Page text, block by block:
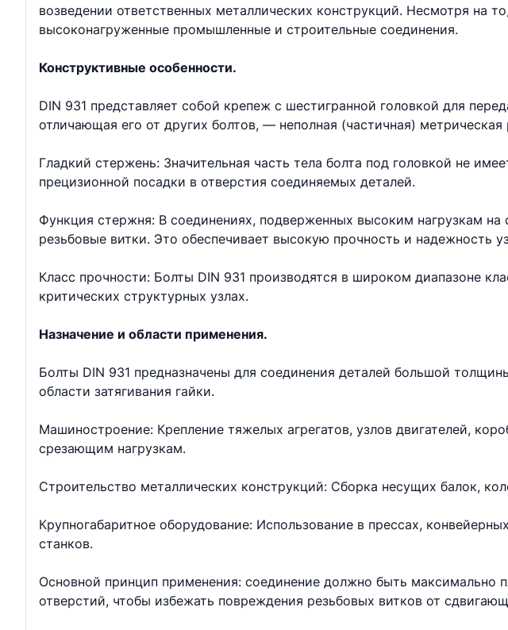
возведении ответственных металлических конструкций. Несмотря на
высоконагруженные промышленные и строительные соединения.
Конструктивные особенности.
DIN 931 представляет собой крепеж с шестигранной головкой для
отличающая его от других болтов, — неполная (частичная) метрическая
Гладкий стержень: Значительная часть тела болта под головкой не
прецизионной посадки в отверстия соединяемых деталей.
Функция стержня: В соединениях, подверженных высоким нагрузкам на
резьбовые витки. Это обеспечивает высокую прочность и надежность
Класс прочности: Болты DIN 931 производятся в широком диапазоне
критических структурных узлах.
Назначение и области применения.
Болты DIN 931 предназначены для соединения деталей большой
области затягивания гайки.
Машиностроение: Крепление тяжелых агрегатов, узлов двигателей,
срезающим нагрузкам.
Строительство металлических конструкций: Сборка несущих балок,
Крупногабаритное оборудование: Использование в прессах,
станков.
Основной принцип применения: соединение должно быть максимально
отверстий, чтобы избежать повреждения резьбовых витков от